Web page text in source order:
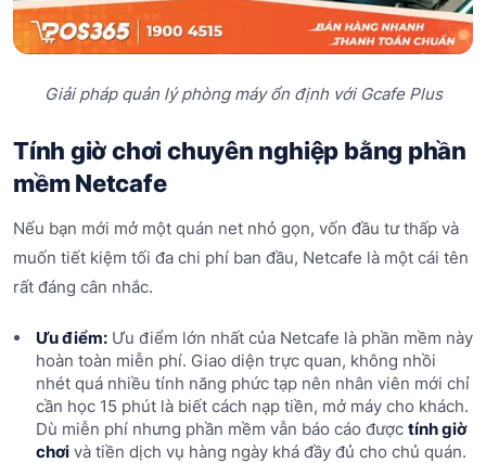
Giải pháp quản lý phòng máy ổn định với Gcafe Plus
Tính giờ chơi chuyên nghiệp bằng phần
mềm Netcafe
Nếu bạn mới mở một quán net nhỏ gọn, vốn đầu tư thấp và
muốn tiết kiệm tối đa chi phí ban đầu, Netcafe là một cái tên
rất đáng cân nhắc.
Ưu điểm:Ưu điểm lớn nhất của Netcafe là phần mềm này
hoàn toàn miễn phí. Giao diện trực quan, không nhồi
nhét quá nhiều tính năng phức tạp nên nhân viên mới chỉ
cần học 15 phút là biết cách nạp tiền, mở máy cho khách.
Dù miễn phí nhưng phần mềm vẫn báo cáo được tính giờ
chơivà tiền dịch vụ hàng ngày khá đầy đủ cho chủ quán.